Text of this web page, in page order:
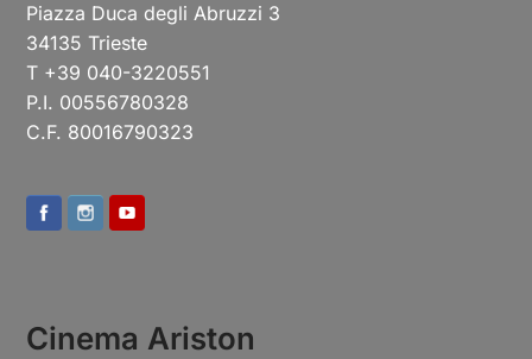
Piazza Duca degli Abruzzi 3
34135 Trieste
T +39 040-3220551
P.I. 00556780328
C.F. 80016790323
Cinema Ariston